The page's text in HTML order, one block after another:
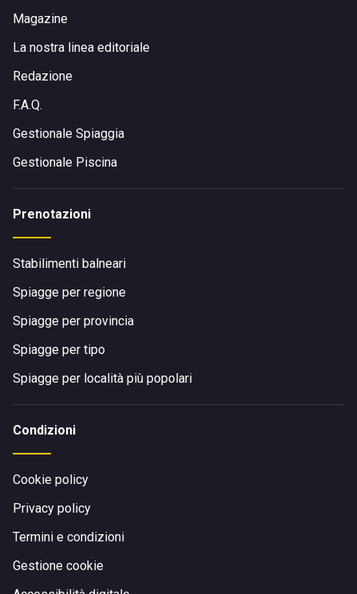
Magazine
La nostra linea editoriale
Redazione
F.A.Q.
Gestionale Spiaggia
Gestionale Piscina
Prenotazioni
Stabilimenti balneari
Spiagge per regione
Spiagge per provincia
Spiagge per tipo
Spiagge per località più popolari
Condizioni
Cookie policy
Privacy policy
Termini e condizioni
Gestione cookie